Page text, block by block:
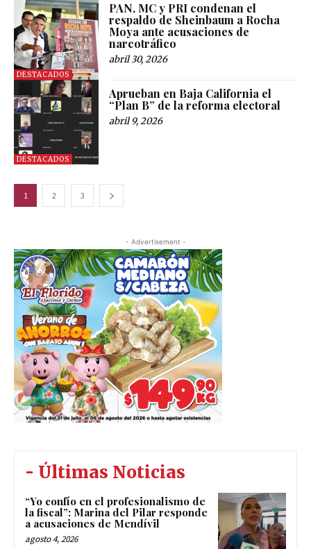
DESTACADOS
PAN, MC y PRI condenan el
respaldo de Sheinbaum a Rocha
Moya ante acusaciones de
narcotráfico
abril 30, 2026
DESTACADOS
Aprueban en Baja California el
“Plan B” de la reforma electoral
abril 9, 2026
1 2 3
- Advertisement -
- Últimas Noticias
“Yo confío en el profesionalismo de
la fiscal”: Marina del Pilar responde
a acusaciones de Mendívil
agosto 4, 2026